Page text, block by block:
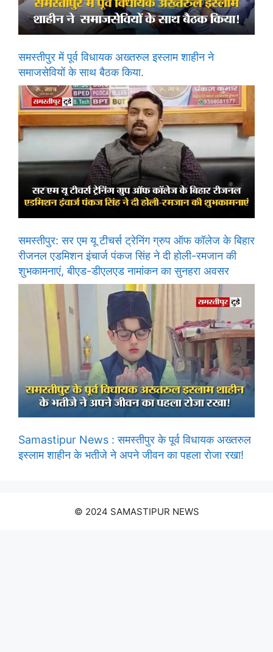
समस्तीपुर में पूर्व विधायक अख्तरुल इस्लाम शाहीन ने
समाजसेवियों के साथ बैठक किया.
समस्तीपुर: सर एम यू टीचर्स ट्रेनिंग ग्रुप ऑफ कॉलेज के बिहार
रीजनल एडमिशन इंचार्ज पंकज सिंह ने दी होली-रमजान की
शुभकामनाएं, बीएड-डीएलएड नामांकन का सुनहरा अवसर
Samastipur News : समस्तीपुर के पूर्व विधायक अख्तरुल
इस्लाम शाहीन के भतीजे ने अपने जीवन का पहला रोजा रखा!
© 2024 SAMASTIPUR NEWS